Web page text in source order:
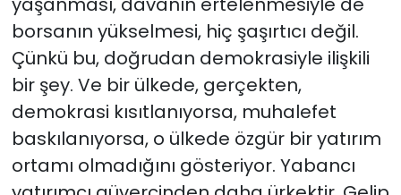
borsanın yükselmesi, hiç şaşırtıcı değil.
Çünkü bu, doğrudan demokrasiyle ilişkili
bir şey. Ve bir ülkede, gerçekten,
demokrasi kısıtlanıyorsa, muhalefet
baskılanıyorsa, o ülkede özgür bir yatırım
ortamı olmadığını gösteriyor. Yabancı